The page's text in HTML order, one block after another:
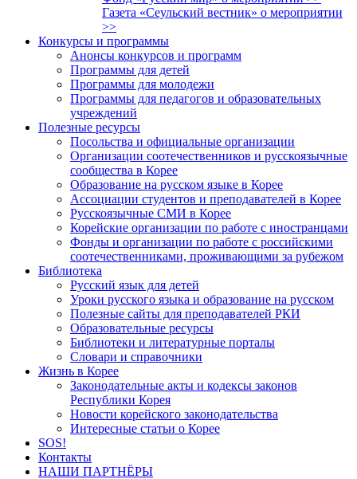
Газета «Сеульский вестник» о мероприятии
>>
Конкурсы и программы
Анонсы конкурсов и программ
Программы для детей
Программы для молодежи
Программы для педагогов и образовательных
учреждений
Полезные ресурсы
Посольства и официальные организации
Организации соотечественников и русскоязычные
сообщества в Корее
Образование на русском языке в Корее
Ассоциации студентов и преподавателей в Корее
Русскоязычные СМИ в Корее
Корейские организации по работе с иностранцами
Фонды и организации по работе с российскими
соотечественниками, проживающими за рубежом
Библиотека
Русский язык для детей
Уроки русского языка и образование на русском
Полезные сайты для преподавателей РКИ
Образовательные ресурсы
Библиотеки и литературные порталы
Словари и справочники
Жизнь в Корее
Законодательные акты и кодексы законов
Республики Корея
Новости корейского законодательства
Интересные статьи о Корее
SOS!
Контакты
НАШИ ПАРТНЁРЫ